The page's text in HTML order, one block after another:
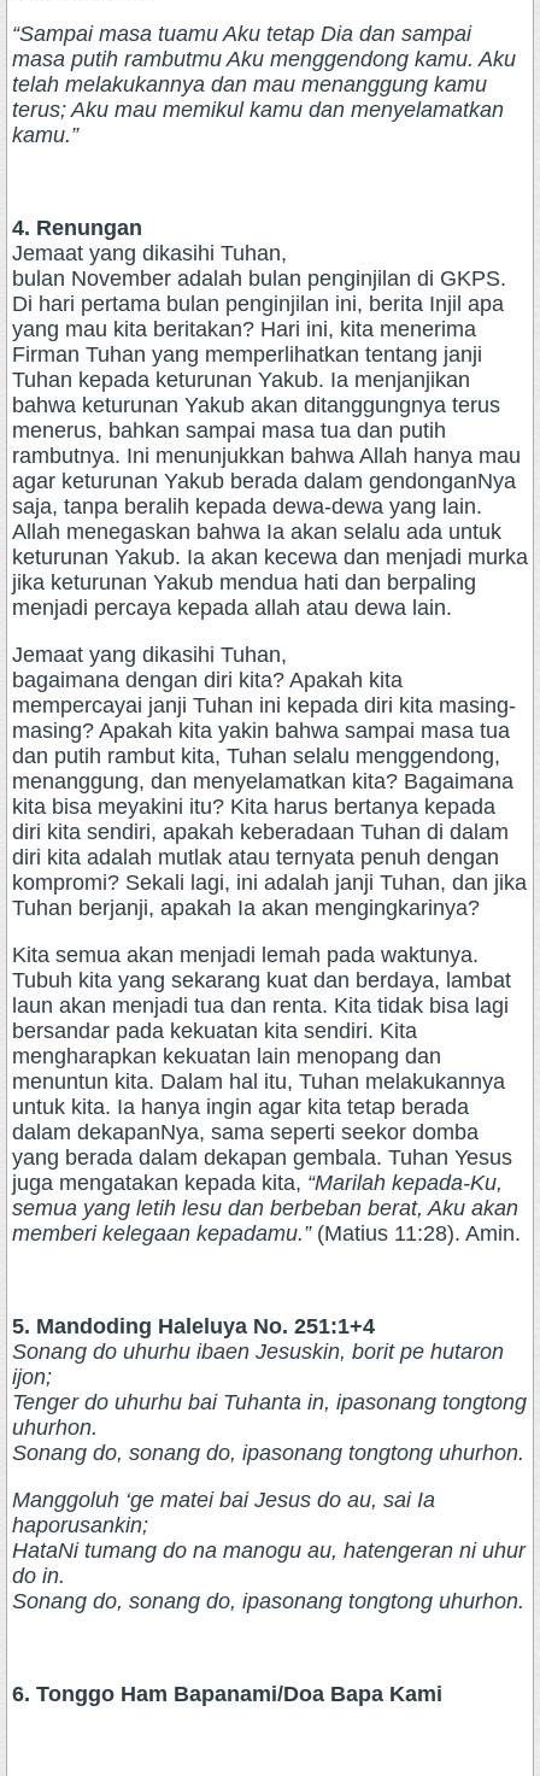
“Sampai masa tuamu Aku tetap Dia dan sampai
masa putih rambutmu Aku menggendong kamu. Aku
telah melakukannya dan mau menanggung kamu
terus; Aku mau memikul kamu dan menyelamatkan
kamu.”
4. Renungan
Jemaat yang dikasihi Tuhan,
bulan November adalah bulan penginjilan di GKPS.
Di hari pertama bulan penginjilan ini, berita Injil apa
yang mau kita beritakan? Hari ini, kita menerima
Firman Tuhan yang memperlihatkan tentang janji
Tuhan kepada keturunan Yakub. Ia menjanjikan
bahwa keturunan Yakub akan ditanggungnya terus
menerus, bahkan sampai masa tua dan putih
rambutnya. Ini menunjukkan bahwa Allah hanya mau
agar keturunan Yakub berada dalam gendonganNya
saja, tanpa beralih kepada dewa-dewa yang lain.
Allah menegaskan bahwa Ia akan selalu ada untuk
keturunan Yakub. Ia akan kecewa dan menjadi murka
jika keturunan Yakub mendua hati dan berpaling
menjadi percaya kepada allah atau dewa lain.
Jemaat yang dikasihi Tuhan,
bagaimana dengan diri kita? Apakah kita
mempercayai janji Tuhan ini kepada diri kita masing-
masing? Apakah kita yakin bahwa sampai masa tua
dan putih rambut kita, Tuhan selalu menggendong,
menanggung, dan menyelamatkan kita? Bagaimana
kita bisa meyakini itu? Kita harus bertanya kepada
diri kita sendiri, apakah keberadaan Tuhan di dalam
diri kita adalah mutlak atau ternyata penuh dengan
kompromi? Sekali lagi, ini adalah janji Tuhan, dan jika
Tuhan berjanji, apakah Ia akan mengingkarinya?
Kita semua akan menjadi lemah pada waktunya.
Tubuh kita yang sekarang kuat dan berdaya, lambat
laun akan menjadi tua dan renta. Kita tidak bisa lagi
bersandar pada kekuatan kita sendiri. Kita
mengharapkan kekuatan lain menopang dan
menuntun kita. Dalam hal itu, Tuhan melakukannya
untuk kita. Ia hanya ingin agar kita tetap berada
dalam dekapanNya, sama seperti seekor domba
yang berada dalam dekapan gembala. Tuhan Yesus
juga mengatakan kepada kita, “Marilah kepada-Ku,
semua yang letih lesu dan berbeban berat, Aku akan
memberi kelegaan kepadamu.”(Matius 11:28). Amin.
5. Mandoding Haleluya No. 251:1+4
Sonang do uhurhu ibaen Jesuskin, borit pe hutaron
ijon;
Tenger do uhurhu bai Tuhanta in, ipasonang tongtong
uhurhon.
Sonang do, sonang do, ipasonang tongtong uhurhon.
Manggoluh ‘ge matei bai Jesus do au, sai Ia
haporusankin;
HataNi tumang do na manogu au, hatengeran ni uhur
do in.
Sonang do, sonang do, ipasonang tongtong uhurhon.
6. Tonggo Ham Bapanami/Doa Bapa Kami